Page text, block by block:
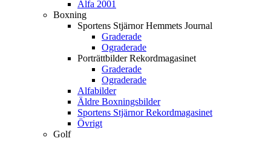
Alfa 2001
Boxning
Sportens Stjärnor Hemmets Journal
Graderade
Ograderade
Porträttbilder Rekordmagasinet
Graderade
Ograderade
Alfabilder
Äldre Boxningsbilder
Sportens Stjärnor Rekordmagasinet
Övrigt
Golf